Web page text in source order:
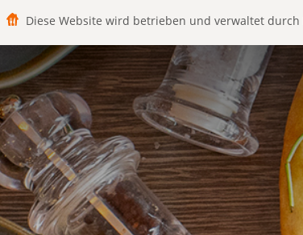
Diese Website wird betrieben und verwaltet durch